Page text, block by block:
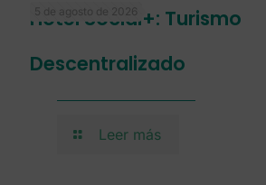
5 de agosto de 2026
Hotel Social+: Turismo
Descentralizado
Leer más